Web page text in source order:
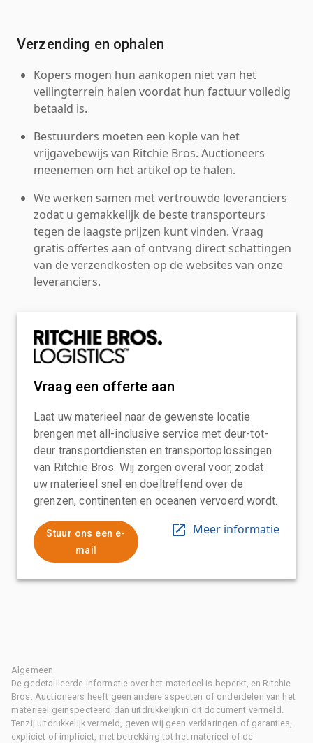
Verzending en ophalen
Kopers mogen hun aankopen niet van het
veilingterrein halen voordat hun factuur volledig
betaald is.
Bestuurders moeten een kopie van het
vrijgavebewijs van Ritchie Bros. Auctioneers
meenemen om het artikel op te halen.
We werken samen met vertrouwde leveranciers
zodat u gemakkelijk de beste transporteurs
tegen de laagste prijzen kunt vinden. Vraag
gratis offertes aan of ontvang direct schattingen
van de verzendkosten op de websites van onze
leveranciers.
Vraag een offerte aan
Laat uw materieel naar de gewenste locatie
brengen met all-inclusive service met deur-tot-
deur transportdiensten en transportoplossingen
van Ritchie Bros. Wij zorgen overal voor, zodat
uw materieel snel en doeltreffend over de
grenzen, continenten en oceanen vervoerd wordt.
Stuur ons een e-
mail
Meer informatie
Algemeen
De gedetailleerde informatie over het materieel is beperkt, en Ritchie
Bros. Auctioneers heeft geen andere aspecten of onderdelen van het
materieel geïnspecteerd dan uitdrukkelijk in dit document vermeld.
Tenzij uitdrukkelijk vermeld, geven wij geen verklaringen of garanties,
expliciet of impliciet, met betrekking tot het materieel of de